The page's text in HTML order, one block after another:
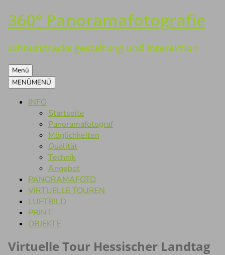
Zum
Inhalt
360° Panoramafotografie
schnurstracks gestaltung und interaktion
Menü
MENÜMENÜ
INFO
Startseite
Panoramafotograf
Möglichkeiten
Qualität
Technik
Angebot
PANORAMAFOTO
VIRTUELLE TOUREN
LUFTBILD
PRINT
OBJEKTE
Virtuelle Tour Hessischer Landtag